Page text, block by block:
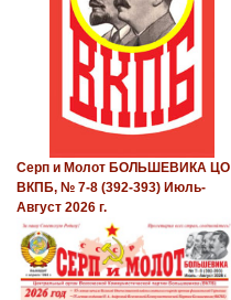
Серп и Молот БОЛЬШЕВИКА ЦО
ВКПБ, № 7-8 (392-393) Июль-
Август 2026 г.